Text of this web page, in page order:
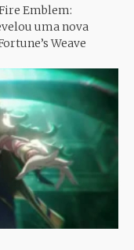
Emblem:
uma nova
Weave